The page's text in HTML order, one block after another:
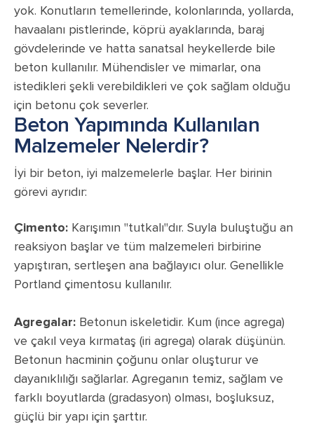
yok. Konutların temellerinde, kolonlarında, yollarda,
havaalanı pistlerinde, köprü ayaklarında, baraj
gövdelerinde ve hatta sanatsal heykellerde bile
beton kullanılır. Mühendisler ve mimarlar, ona
istedikleri şekli verebildikleri ve çok sağlam olduğu
için betonu çok severler.
Beton Yapımında Kullanılan
Malzemeler Nelerdir?
İyi bir beton, iyi malzemelerle başlar. Her birinin
görevi ayrıdır:
Çimento: Karışımın "tutkalı"dır. Suyla buluştuğu an
reaksiyon başlar ve tüm malzemeleri birbirine
yapıştıran, sertleşen ana bağlayıcı olur. Genellikle
Portland çimentosu kullanılır.
Agregalar: Betonun iskeletidir. Kum (ince agrega)
ve çakıl veya kırmataş (iri agrega) olarak düşünün.
Betonun hacminin çoğunu onlar oluşturur ve
dayanıklılığı sağlarlar. Agreganın temiz, sağlam ve
farklı boyutlarda (gradasyon) olması, boşluksuz,
güçlü bir yapı için şarttır.